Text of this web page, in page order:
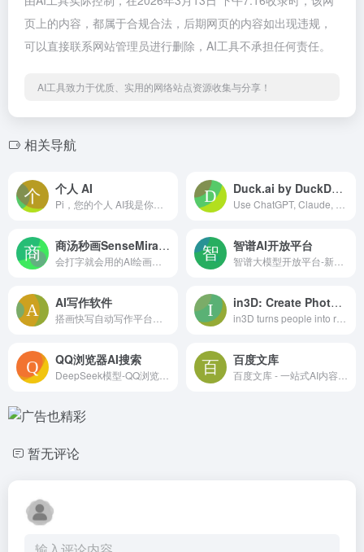
页上的内容，都属于合规合法，后期网页的内容如出现违规，
可以直接联系网站管理员进行删除，AI工具不承担任何责任。
AI工具致力于优质、实用的网络站点资源收集与分享！
相关导航
个人 AI Duck.ai by DuckDuckGo. Private AI chat. Free.
商汤秒画SenseMirage 智谱AI开放平台
AI写作软件 in3D: Create Photorealistic Avatars For Metaverse
QQ浏览器AI搜索 百度文库
暂无评论